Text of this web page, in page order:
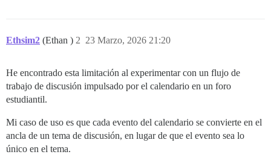
Ethsim2 (Ethan ) 23 Marzo, 2026 21:20
2
He encontrado esta limitación al experimentar con un flujo de
trabajo de discusión impulsado por el calendario en un foro
estudiantil.
Mi caso de uso es que cada evento del calendario se convierte en el
ancla de un tema de discusión, en lugar de que el evento sea lo
único en el tema.